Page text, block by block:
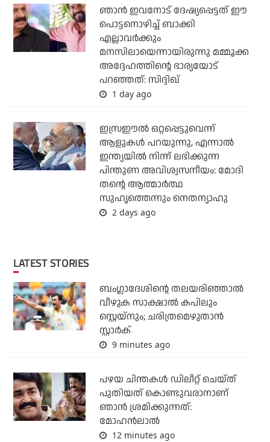
ഞാന്‍ ഇവനോട് ദേഷ്യപ്പെട്ടത് ഈ
പൊട്ടനൊഴിച്ച് ബാക്കി
എല്ലാവര്‍ക്കും
മനസിലായെന്നായിരുന്നു മമ്മൂക്ക
അദ്ദേഹത്തിന്റെ ഭാര്യയോട്
പറഞ്ഞത്: സിദ്ദിഖ്
1 day ago
ഇസ്രഈല്‍ ഒറ്റപ്പെട്ടുവെന്ന്
ആളുകള്‍ പറയുന്നു, എന്നാല്‍
ഇന്ത്യയില്‍ നിന്ന് ലഭിക്കുന്ന
പിന്തുണ അവിശ്വസനീയം: മോദി
തന്റെ ആത്മാര്‍ത്ഥ
സുഹൃത്തെന്നും നെതന്യാഹു
2 days ago
LATEST STORIES
ബംഗ്ലാദേശിന്റെ തലയരിഞ്ഞാല്‍
വീഴുക സാക്ഷാല്‍ കപിലും
സ്റ്റെയ്‌നും; ചരിത്രമെഴുതാന്‍
സ്റ്റാര്‍ക്
9 minutes ago
പഴയ ചിന്തകള്‍ ഡിലീറ്റ് ചെയ്ത്
പുതിയത് കൊണ്ടുവരാനാണ്
ഞാന്‍ ശ്രമിക്കുന്നത്:
മോഹന്‍ലാല്‍
12 minutes ago